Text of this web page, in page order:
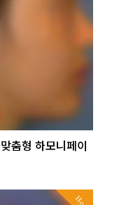
춤형 하모니페이